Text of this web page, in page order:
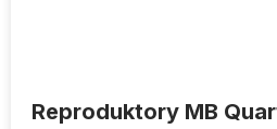
Reproduktory MB